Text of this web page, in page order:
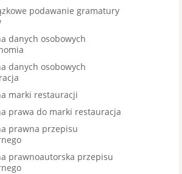
podawanie gramatury
danych osobowych
danych osobowych
marki restauracji
prawa do marki restauracja
prawna przepisu
prawnoautorska przepisu